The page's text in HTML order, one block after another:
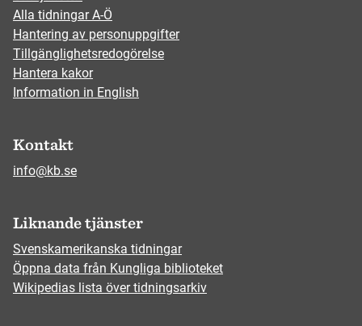
Alla tidningar A-Ö
Hantering av personuppgifter
Tillgänglighetsredogörelse
Hantera kakor
Information in English
Kontakt
info@kb.se
Liknande tjänster
Svenskamerikanska tidningar
Öppna data från Kungliga biblioteket
Wikipedias lista över tidningsarkiv